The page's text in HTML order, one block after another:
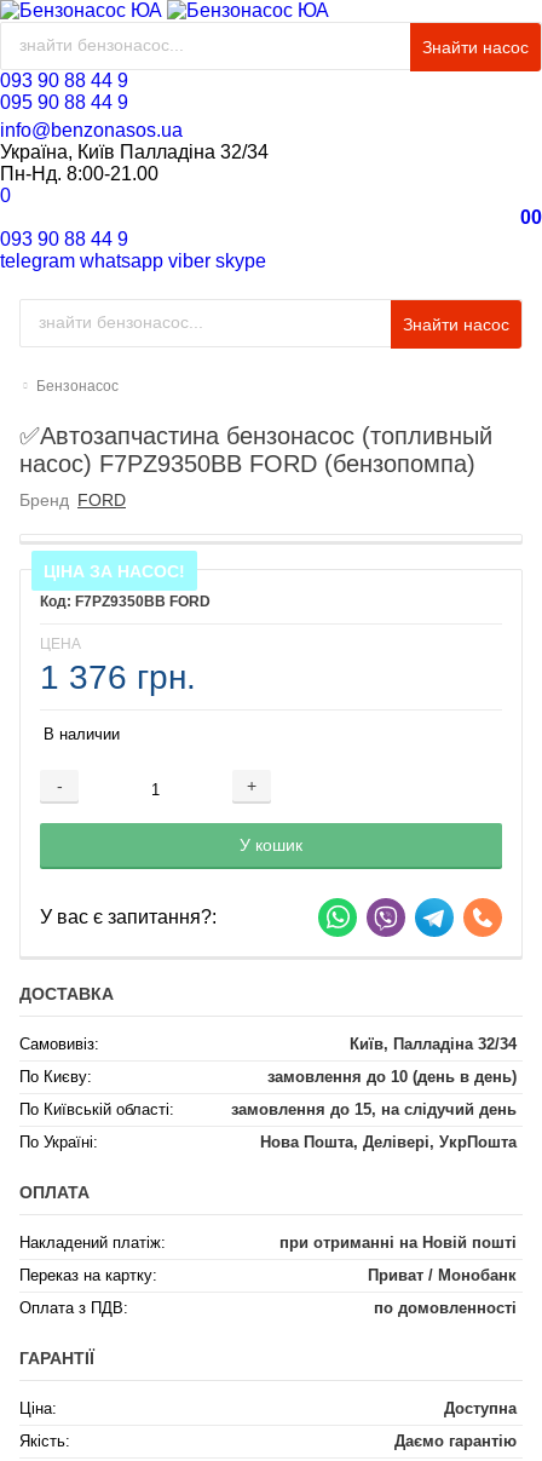
Знайти насос
093 90 88 44 9
095 90 88 44 9
info@benzonasos.ua
Україна, Київ Палладіна 32/34
Пн-Нд. 8:00-21.00
0
00
093 90 88 44 9
telegram whatsapp viber skype
Знайти насос
Бензонасос
✅Автозапчастина бензонасос (топливный
насос) F7PZ9350BB FORD (бензопомпа)
Бренд FORD
ЦІНА ЗА НАСОС!
F7PZ9350BB FORD
ЦЕНА
1 376 грн.
В наличии
- +
Добавляется...
У кошик
Добавлен
У вас є запитання?:
ДОСТАВКА
Самовивіз:
Київ, Палладіна 32/34
По Києву:
замовлення до 10 (день в день)
По Київській області:
замовлення до 15, на слідучий день
По Україні:
Нова Пошта, Делівері, УкрПошта
ОПЛАТА
Накладений платіж:
при отриманні на Новій пошті
Переказ на картку:
Приват / Монобанк
Оплата з ПДВ:
по домовленності
ГАРАНТІЇ
Ціна:
Доступна
Якість:
Даємо гарантію